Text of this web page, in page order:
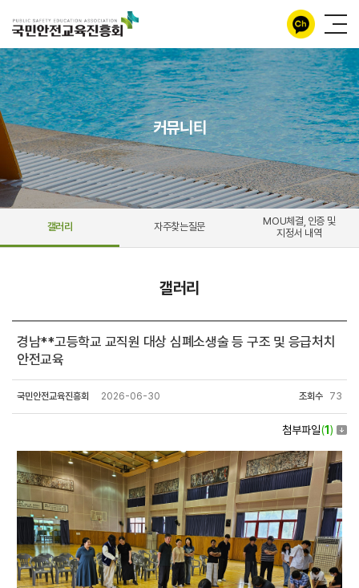
커뮤니티
갤러리 자주찾는질문
MOU체결, 인증 및
지정서 내역
갤러리
경남**고등학교 교직원 대상 심폐소생술 등 구조 및 응급처치
안전교육
국민안전교육진흥회 2026-06-30 조회수 73
첨부파일(1 )